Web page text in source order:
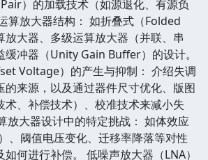
）的加载技术（如源退化、有源负
算放大器结构： 如折叠式（Folded
放大器、多级运算放大器（并联、串
缓冲器（Unity Gain Buffer）的设计。
Voltage）的产生与抑制： 介绍失调
的来源，以及通过器件尺寸优化、版图
术、补偿技术）、校准技术来减小失
放大器设计中的特定挑战： 如体效应
、阈值电压变化、迁移率降落等对性
何进行补偿。 低噪声放大器（LNA）